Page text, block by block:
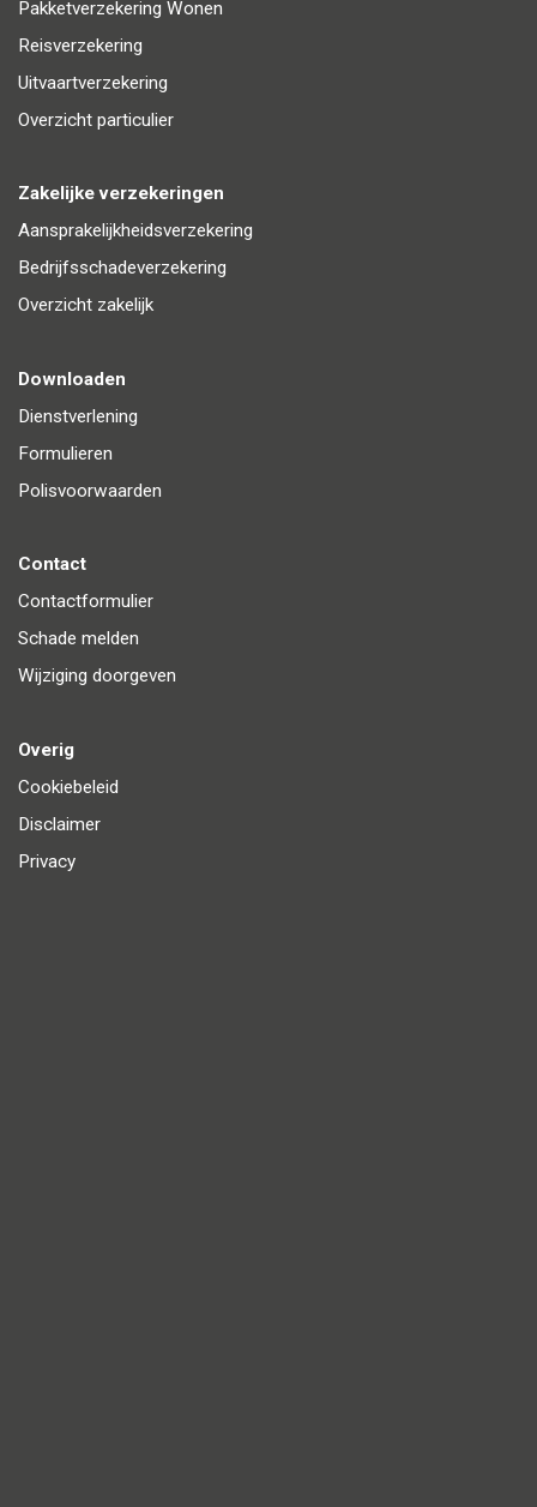
Pakketverzekering Wonen
Reisverzekering
Uitvaartverzekering
Overzicht particulier
Zakelijke verzekeringen
Aansprakelijkheidsverzekering
Bedrijfsschadeverzekering
Overzicht zakelijk
Downloaden
Dienstverlening
Formulieren
Polisvoorwaarden
Contact
Contactformulier
Schade melden
Wijziging doorgeven
Overig
Cookiebeleid
Disclaimer
Privacy